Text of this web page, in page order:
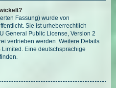
Fassung) wurde von
Sie ist urheberrechtlich
General Public License, Version 2
vertrieben werden. Weitere Details
Limited . Eine deutschsprachige